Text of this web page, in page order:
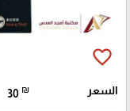
favorite_border
السعر 30 ₪